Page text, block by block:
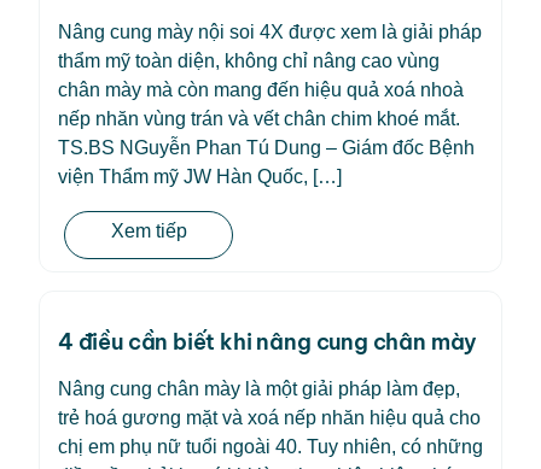
Nâng cung mày nội soi 4X được xem là giải pháp
thẩm mỹ toàn diện, không chỉ nâng cao vùng
chân mày mà còn mang đến hiệu quả xoá nhoà
nếp nhăn vùng trán và vết chân chim khoé mắt.
TS.BS NGuyễn Phan Tú Dung – Giám đốc Bệnh
viện Thẩm mỹ JW Hàn Quốc, […]
Xem tiếp
4 điều cần biết khi nâng cung chân mày
Nâng cung chân mày là một giải pháp làm đẹp,
trẻ hoá gương mặt và xoá nếp nhăn hiệu quả cho
chị em phụ nữ tuổi ngoài 40. Tuy nhiên, có những